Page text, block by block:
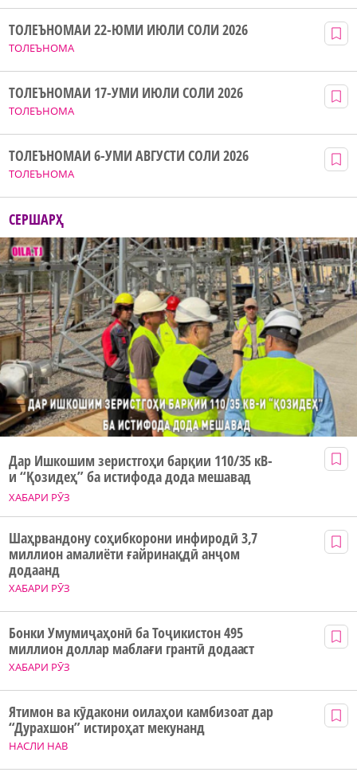
ТОЛЕЪНОМА
ТОЛЕЪНОМАИ 22-ЮМИ ИЮЛИ СОЛИ 2026
ТОЛЕЪНОМА
ТОЛЕЪНОМАИ 17-УМИ ИЮЛИ СОЛИ 2026
ТОЛЕЪНОМА
ТОЛЕЪНОМАИ 6-УМИ АВГУСТИ СОЛИ 2026
СЕРШАРҲ
ХАБАРИ РӮЗ
Дар Ишкошим зеристгоҳи барқии 110/35 кВ-
и “Қозидеҳ” ба истифода дода мешавад
ХАБАРИ РӮЗ
Шаҳрвандону соҳибкорони инфиродӣ 3,7
миллион амалиёти ғайринақдӣ анҷом
додаанд
ХАБАРИ РӮЗ
Бонки Умумиҷаҳонӣ ба Тоҷикистон 495
миллион доллар маблағи грантӣ додааст
НАСЛИ НАВ
Ятимон ва кӯдакони оилаҳои камбизоат дар
“Дурахшон” истироҳат мекунанд